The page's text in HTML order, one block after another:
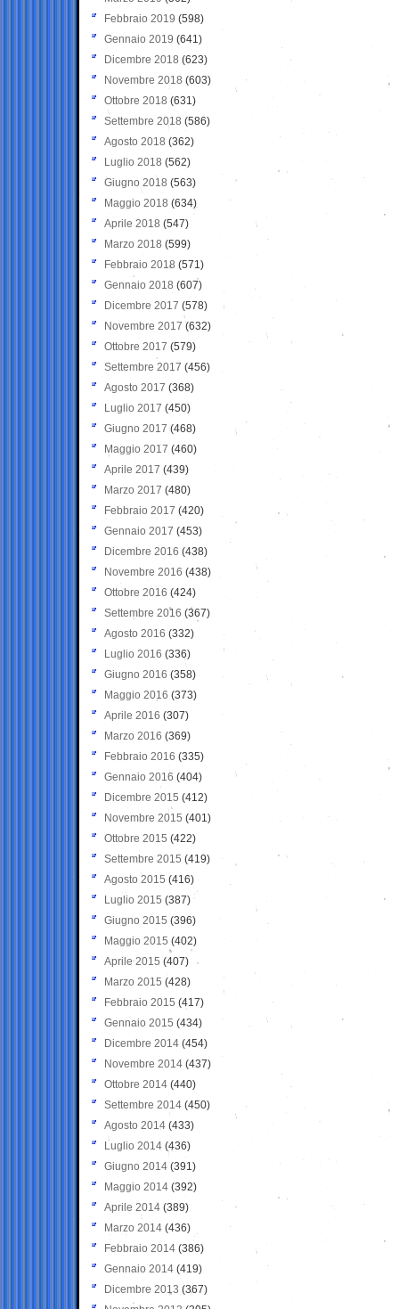
Febbraio 2019 (598)
Gennaio 2019 (641)
Dicembre 2018 (623)
Novembre 2018 (603)
Ottobre 2018 (631)
Settembre 2018 (586)
Agosto 2018 (362)
Luglio 2018 (562)
Giugno 2018 (563)
Maggio 2018 (634)
Aprile 2018 (547)
Marzo 2018 (599)
Febbraio 2018 (571)
Gennaio 2018 (607)
Dicembre 2017 (578)
Novembre 2017 (632)
Ottobre 2017 (579)
Settembre 2017 (456)
Agosto 2017 (368)
Luglio 2017 (450)
Giugno 2017 (468)
Maggio 2017 (460)
Aprile 2017 (439)
Marzo 2017 (480)
Febbraio 2017 (420)
Gennaio 2017 (453)
Dicembre 2016 (438)
Novembre 2016 (438)
Ottobre 2016 (424)
Settembre 2016 (367)
Agosto 2016 (332)
Luglio 2016 (336)
Giugno 2016 (358)
Maggio 2016 (373)
Aprile 2016 (307)
Marzo 2016 (369)
Febbraio 2016 (335)
Gennaio 2016 (404)
Dicembre 2015 (412)
Novembre 2015 (401)
Ottobre 2015 (422)
Settembre 2015 (419)
Agosto 2015 (416)
Luglio 2015 (387)
Giugno 2015 (396)
Maggio 2015 (402)
Aprile 2015 (407)
Marzo 2015 (428)
Febbraio 2015 (417)
Gennaio 2015 (434)
Dicembre 2014 (454)
Novembre 2014 (437)
Ottobre 2014 (440)
Settembre 2014 (450)
Agosto 2014 (433)
Luglio 2014 (436)
Giugno 2014 (391)
Maggio 2014 (392)
Aprile 2014 (389)
Marzo 2014 (436)
Febbraio 2014 (386)
Gennaio 2014 (419)
Dicembre 2013 (367)